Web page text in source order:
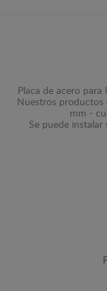
Placa de acero
Nuestros productos
mm -
Se puede